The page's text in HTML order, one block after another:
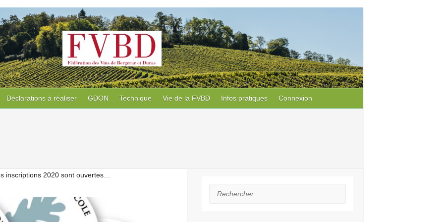
Déclarations à réaliser GDON Technique Vie de la FVBD Infos pratiques Connexion
inscriptions 2020 sont ouvertes…
Rechercher